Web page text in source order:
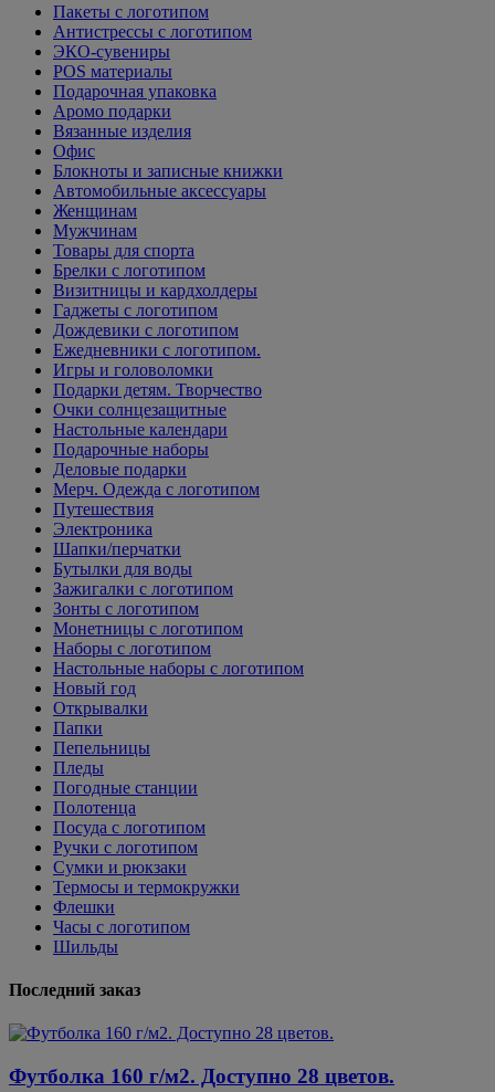
Пакеты с логотипом
Антистрессы с логотипом
ЭКО-сувениры
POS материалы
Подарочная упаковка
Аромо подарки
Вязанные изделия
Офис
Блокноты и записные книжки
Автомобильные аксессуары
Женщинам
Мужчинам
Товары для спорта
Брелки с логотипом
Визитницы и кардхолдеры
Гаджеты с логотипом
Дождевики с логотипом
Ежедневники с логотипом.
Игры и головоломки
Подарки детям. Творчество
Очки солнцезащитные
Настольные календари
Подарочные наборы
Деловые подарки
Мерч. Одежда с логотипом
Путешествия
Электроника
Шапки/перчатки
Бутылки для воды
Зажигалки с логотипом
Зонты с логотипом
Монетницы с логотипом
Наборы с логотипом
Настольные наборы с логотипом
Новый год
Открывалки
Папки
Пепельницы
Пледы
Погодные станции
Полотенца
Посуда с логотипом
Ручки с логотипом
Сумки и рюкзаки
Термосы и термокружки
Флешки
Часы с логотипом
Шильды
Последний заказ
Футболка 160 г/м2. Доступно 28 цветов.